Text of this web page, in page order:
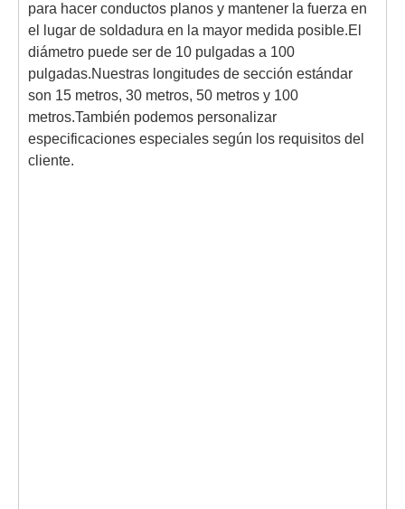
para hacer conductos planos y mantener la fuerza en
el lugar de soldadura en la mayor medida posible.El
diámetro puede ser de 10 pulgadas a 100
pulgadas.Nuestras longitudes de sección estándar
son 15 metros, 30 metros, 50 metros y 100
metros.También podemos personalizar
especificaciones especiales según los requisitos del
cliente.